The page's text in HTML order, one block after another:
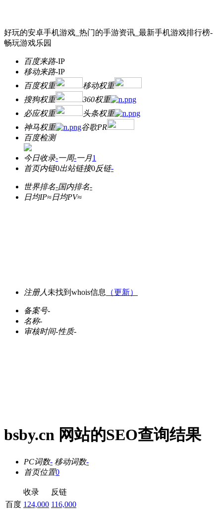
好玩的安卓手机游戏_热门的手游资讯_最新手机游戏排行榜-
畅玩游戏乐园
百度来路-IP
移动来路-IP
百度权重
移动权重
搜狗权重
360权重
必应权重
头条权重
神马权重
谷歌PR
百度检测
今日收录-一周-一月1
首页内链0出站链接0反链-
世界排名-国内排名-
日均IP≈日均PV≈
注册人 未找到whois信息 （更新）
备案号-
名称-
审核时间-性质-
bsby.cn 网站的SEO查询结果
PC词数- 移动词数-
首页位置0
收录
反链
百度 124,000 116,000